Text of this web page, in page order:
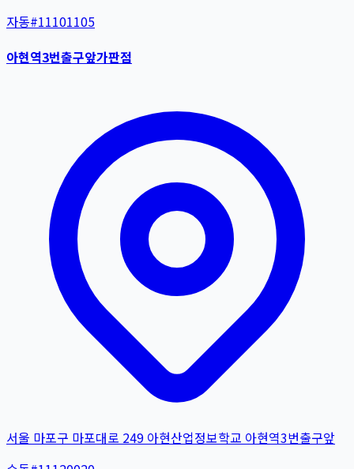
자동#11101105
아현역3번출구앞가판점
서울 마포구 마포대로 249 아현산업정보학교 아현역3번출구앞